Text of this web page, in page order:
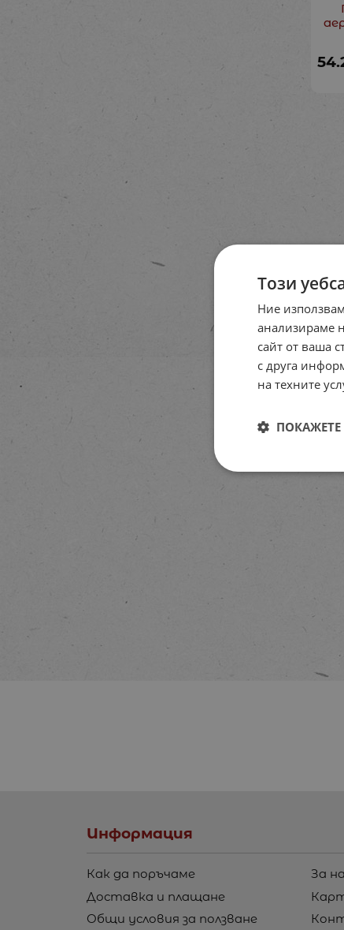
Информация
Как да поръчаме
Доставка и плащане
Общи условия за ползване
За
Този
Ние
анализираме
сайт от ваша
с друга
на техните